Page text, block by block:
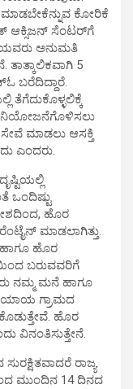
ಕೋರಿಕೆ
ಆಕ್ಸಿಜನ್ ಸೆಂಟರ್‌ಗೆ
ಅನುಮತಿ
ತಾತ್ಕಾಲಿಕವಾಗಿ 5
ಬರೆದಿದ್ದಾರೆ.
ತೆಗೆದುಕೊಳ್ಳಲಿಕ್ಕೆ
ನಿಯೋಜನೆಗೊಳಿಸಲು
ಸೇವೆ ಮಾಡಲು ಆಸಕ್ತಿ
ಎಂದರು.
ಒಂದಿಷ್ಟು
ಹೊರ
ಮಾಡಲಾಗಿತ್ತು.
ಹಾಗೂ ಹೊರ
ಬರುವವರಿಗೆ
ನಮ್ಮ ಮನೆ ಹಾಗೂ
ಆಯಾಯ ಗ್ರಾಮದ
ಹೊರ
ವಿನಂತಿಸುತ್ತೇನೆ.
ರಾಜ್ಯ
ಮುಂದಿನ 14 ದಿನದ